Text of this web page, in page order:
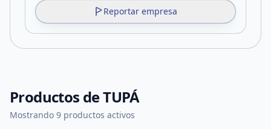
Reportar empresa
Productos deTUPÁ
Mostrando 9 productos activos